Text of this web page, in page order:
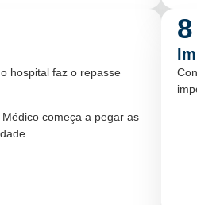
hospital faz o repasse
começa a pegar as
8